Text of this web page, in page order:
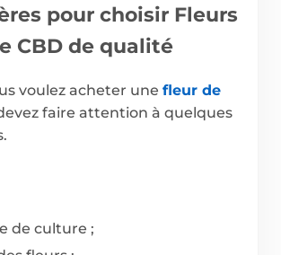
pour choisir Fleurs
CBD de qualité
voulez acheter une fleur de
faire attention à quelques
de culture ;